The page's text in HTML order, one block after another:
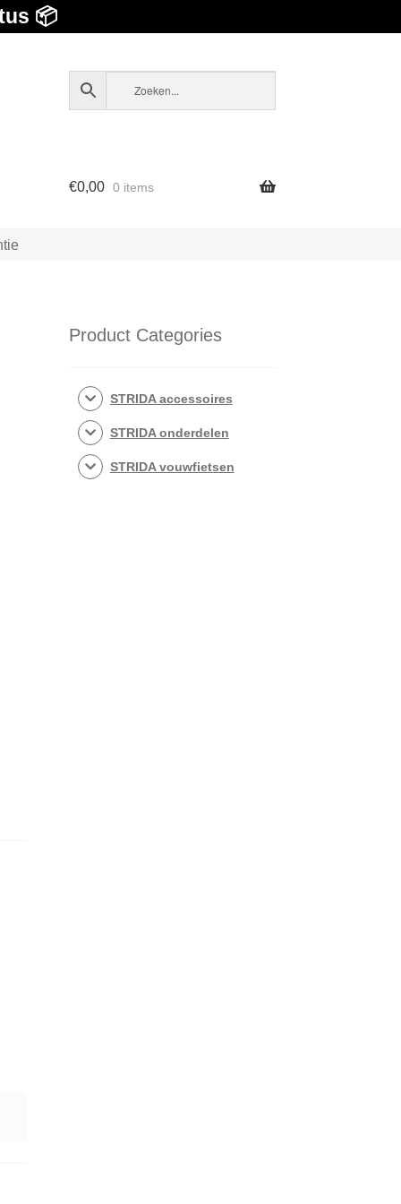
📦
€0,00 0 items
Product Categories
STRIDA accessoires
STRIDA onderdelen
STRIDA vouwfietsen